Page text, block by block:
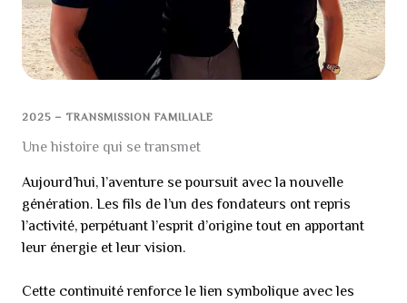
2025 – TRANSMISSION FAMILIALE
Une histoire qui se transmet
Aujourd’hui, l’aventure se poursuit avec la nouvelle
génération. Les fils de l’un des fondateurs ont repris
l’activité, perpétuant l’esprit d’origine tout en apportant
leur énergie et leur vision.
Cette continuité renforce le lien symbolique avec les